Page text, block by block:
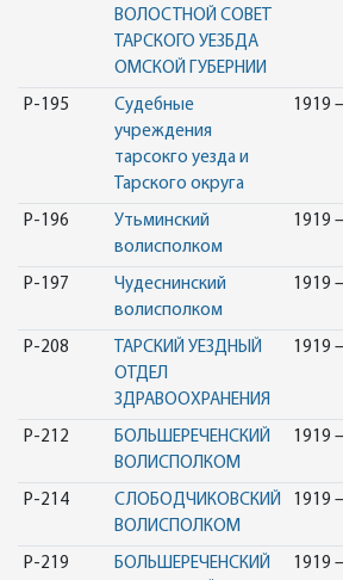
ВОЛОСТНОЙ СОВЕТ
ТАРСКОГО УЕЗБДА
ОМСКОЙ ГУБЕРНИИ
Р-195
Судебные
учреждения
тарсокго уезда и
Тарского округа
1919
Р-196
Утьминский
волисполком
1919
Р-197
Чудеснинский
волисполком
1919
Р-208
ТАРСКИЙ УЕЗДНЫЙ
ОТДЕЛ
ЗДРАВООХРАНЕНИЯ
1919
Р-212
БОЛЬШЕРЕЧЕНСКИЙ
ВОЛИСПОЛКОМ
1919
Р-214
СЛОБОДЧИКОВСКИЙ
ВОЛИСПОЛКОМ
1919
Р-219
БОЛЬШЕРЕЧЕНСКИЙ
1919